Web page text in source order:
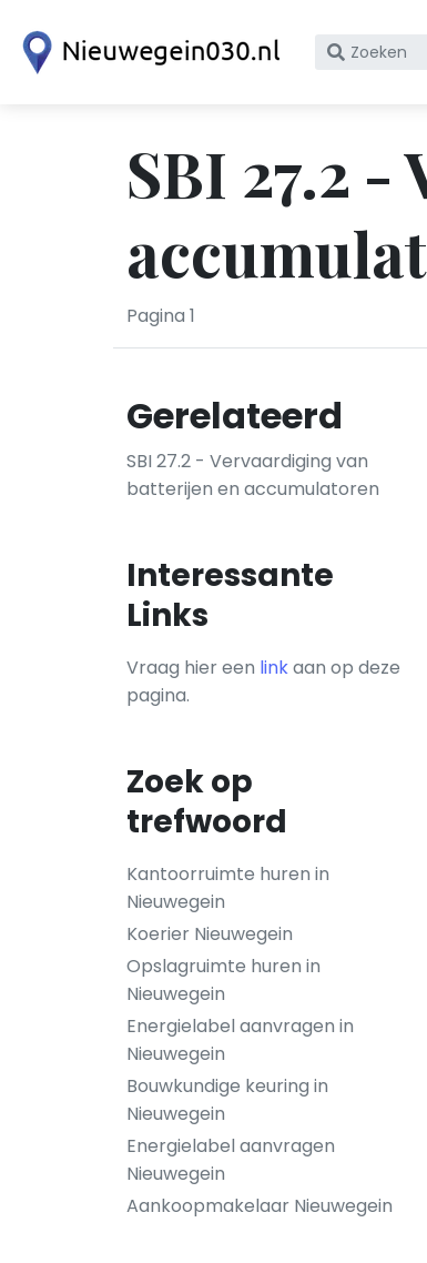
Zoek
KvK
nummer
SBI 27.2
Pagina 1
Gerelateerd
SBI 27.2 - Vervaardiging van
batterijen en accumulatoren
Interessante
Links
Vraag hier een linkaan op deze
pagina.
Zoek op
trefwoord
Kantoorruimte huren in
Nieuwegein
Koerier Nieuwegein
Opslagruimte huren in
Nieuwegein
Energielabel aanvragen in
Nieuwegein
Bouwkundige keuring in
Nieuwegein
Energielabel aanvragen
Nieuwegein
Aankoopmakelaar Nieuwegein